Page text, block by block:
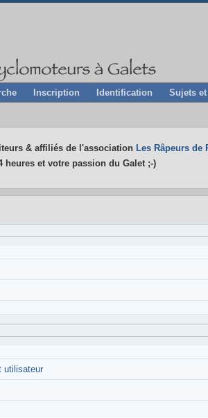
Inscription Identification Sujets
& affiliés de l'association Les Râpeurs de
et votre passion du Galet ;-)
utilisateur